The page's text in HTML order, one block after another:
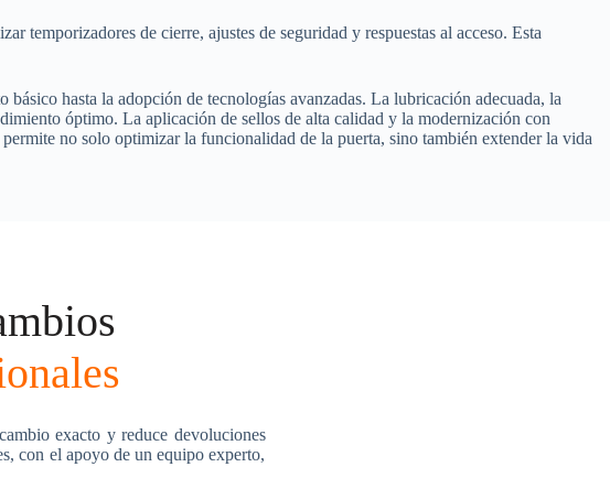
temporizadores de cierre, ajustes de seguridad y respuestas al acceso. Esta
hasta la adopción de tecnologías avanzadas. La lubricación adecuada, la
óptimo. La aplicación de sellos de alta calidad y la modernización con
no solo optimizar la funcionalidad de la puerta, sino también extender la vida
exacto y reduce devoluciones
con el apoyo de un equipo experto,